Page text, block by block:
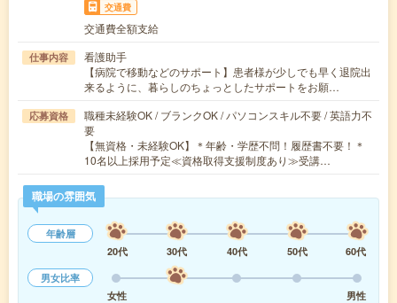
交通費
交通費全額支給
仕事内容
看護助手
【病院で移動などのサポート】患者様が少しでも早く退院出
来るように、暮らしのちょっとしたサポートをお願…
応募資格
職種未経験OK / ブランクOK / パソコンスキル不要 / 英語力不
要
【無資格・未経験OK】＊年齢・学歴不問！履歴書不要！＊
10名以上採用予定≪資格取得支援制度あり≫受講…
職場の雰囲気
年齢層
20代
30代 40代 50代
60代
男女比率
女性
男性